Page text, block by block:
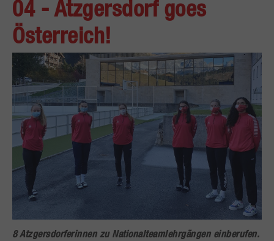
04 - Atzgersdorf goes
Österreich!
8 Atzgersdorferinnen zu Nationalteamlehrgängen einberufen.